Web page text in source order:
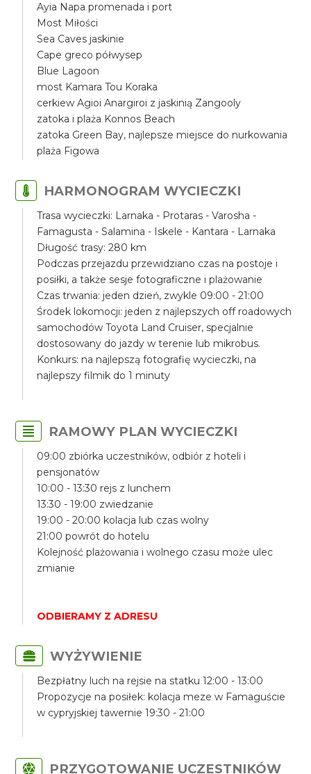
Ayia Napa promenada i port
Most Miłości
Sea Caves jaskinie
Cape greco półwysep
Blue Lagoon
most Kamara Tou Koraka
cerkiew Agioi Anargiroi z jaskinią Zangooly
zatoka i plaża Konnos Beach
zatoka Green Bay, najlepsze miejsce do nurkowania
plaża Figowa
HARMONOGRAM WYCIECZKI
Trasa wycieczki: Larnaka - Protaras - Varosha -
Famagusta - Salamina - Iskele - Kantara - Larnaka
Długość trasy: 280 km
Podczas przejazdu przewidziano czas na postoje i
posiłki, a także sesje fotograficzne i plażowanie
Czas trwania: jeden dzień, zwykle 09:00 - 21:00
Środek lokomocji: jeden z najlepszych off roadowych
samochodów Toyota Land Cruiser, specjalnie
dostosowany do jazdy w terenie lub mikrobus.
Konkurs: na najlepszą fotografię wycieczki, na
najlepszy filmik do 1 minuty
RAMOWY PLAN WYCIECZKI
09:00 zbiórka uczestników, odbiór z hoteli i
pensjonatów
10:00 - 13:30 rejs z lunchem
13:30 - 19:00 zwiedzanie
19:00 - 20:00 kolacja lub czas wolny
21:00 powrót do hotelu
Kolejność plażowania i wolnego czasu może ulec
zmianie
ODBIERAMY Z ADRESU
WYŻYWIENIE
Bezpłatny luch na rejsie na statku 12:00 - 13:00
Propozycje na posiłek: kolacja meze w Famaguście
w cypryjskiej tawernie 19:30 - 21:00
PRZYGOTOWANIE UCZESTNIKÓW